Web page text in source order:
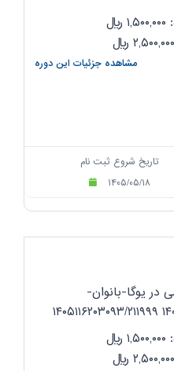
ریال
ریال
مشاهده جزئیات این دوره
تاریخ شروع ثبت نام
۱۴۰۵/۰۵/۱۸
در یوگا-بانوان-
ریال
ریال